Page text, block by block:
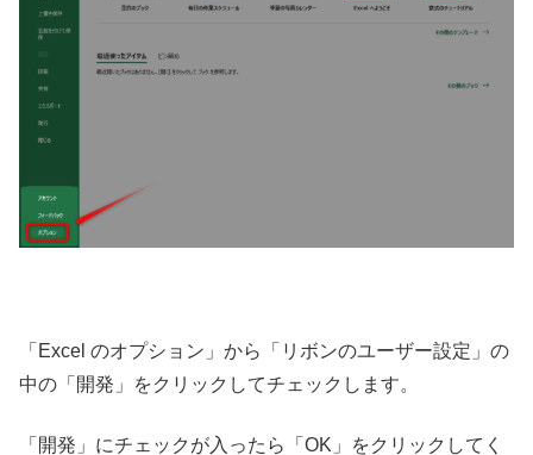
「Excel のオプション」から「リボンのユーザー設定」の
中の「開発」をクリックしてチェックします。
「開発」にチェックが入ったら「OK」をクリックしてく